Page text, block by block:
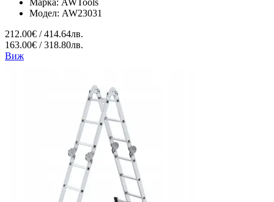
Модел: AW23031
212.00€ / 414.64лв.
163.00€ / 318.80лв.
Виж